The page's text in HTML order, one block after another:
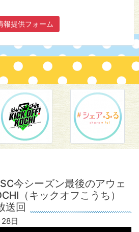
報提供フォーム
今シーズン最後のアウェ
（キックオフこうち）
送回
日